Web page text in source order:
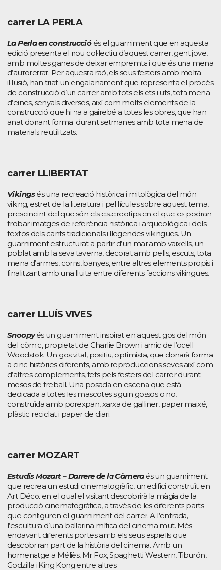
carrer LA PERLA
La Perla en construccióés el guarniment que en aquesta
edició presenta el nou col·lectiu d’aquest carrer, gent jove,
amb moltes ganes de deixar empremta i que és una mena
d’autoretrat. Per aquesta raó, els seus festers amb molta
il·lusió, han triat un engalanament que representa el procés
de construcció d’un carrer amb tots els ets i uts, tota mena
d’eines, senyals diverses, així com molts elements de la
construcció que hi ha a gairebé a totes les obres, que han
anat donant forma, durant setmanes amb tota mena de
materials reutilitzats.
carrer LLIBERTAT
Vikingsés una recreació històrica i mitològica del món
viking, estret de la literatura i pel·lícules sobre aquest tema,
prescindint del que són els estereotips en el que es podran
trobar imatges de referència històrica i arqueològica i dels
textos dels cants tradicionals i llegendes vikingues. Un
guarniment estructurat a partir d’un mar amb vaixells, un
poblat amb la seva taverna, decorat amb pells, escuts, tota
mena d’armes, corns, banyes, entre altres elements propis i
finalitzant amb una lluita entre diferents faccions vikingues.
carrer LLUÍS VIVES
Snoopyés un guarniment inspirat en aquest gos del món
del còmic, propietat de Charlie Brown i amic de l’ocell
Woodstok. Un gos vital, positiu, optimista, que donarà forma
a cinc històries diferents, amb reproduccions seves així com
d’altres complements, fets pels festers del carrer durant
mesos de treball. Una posada en escena que està
dedicada a totes les mascotes siguin gossos o no,
construïda amb porexpan, xarxa de galliner, paper maixé,
plàstic reciclat i paper de diari.
carrer MOZART
Estudis Mozart – Darrere de la Càmeraés un guarniment
que recrea un estudi cinematogràfic, un edifici construït en
Art Déco, en el qual el visitant descobrirà la màgia de la
producció cinematogràfica, a través de les diferents parts
que configuren el guarniment del carrer. A l’entrada,
l’escultura d’una ballarina mítica del cinema mut. Més
endavant diferents portes amb els seus espiells que
descobriran part de la història del cinema. Amb un
homenatge a Méliès, Mr Fox, Spaghetti Western, Tiburón,
Godzilla i King Kong entre altres.